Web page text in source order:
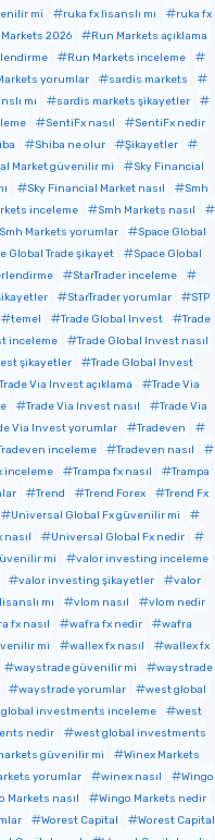
mi ruka fx lisanslı mı
ruka fx
2026
Run Markets açıklama
Run Markets inceleme
yorumlar
sardis markets
mı
sardis markets şikayetler
SentiFx nasıl
SentiFx nedir
Shiba ne olur
Şikayetler
Market güvenilir mi
Sky Financial
Sky Financial Market nasıl
Smh
inceleme
Smh Markets nasıl
Markets yorumlar
Space Global
Global Trade şikayet
Space Global
StarTrader inceleme
StarTrader yorumlar
STP
temel Trade Global Invest
Trade
inceleme
Trade Global Invest nasıl
şikayetler
Trade Global Invest
Trade Via Invest açıklama
Trade Via
Trade Via Invest nasıl
Trade Via
Via Invest yorumlar
Tradeven
inceleme
Tradeven nasıl
inceleme Trampa fx nasıl
Trampa
Trend Trend Forex
Trend Fx
Universal Global Fx güvenilir mi
nasıl
Universal Global Fx nedir
mi
valor investing inceleme
valor investing şikayetler
valor
mı vlom nasıl
vlom nedir
fx nasıl wafra fx nedir
wafra
mi wallex fx nasıl
wallex fx
waystrade güvenilir mi
waystrade
waystrade yorumlar
west global
investments inceleme
west
nedir
west global investments
güvenilir mi
Winex Markets
yorumlar winex nasıl
Wingo
Markets nasıl
Wingo Markets nedir
Worest Capital
Worest Capital